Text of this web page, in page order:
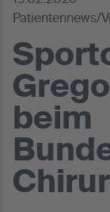
Patientennews/
beim